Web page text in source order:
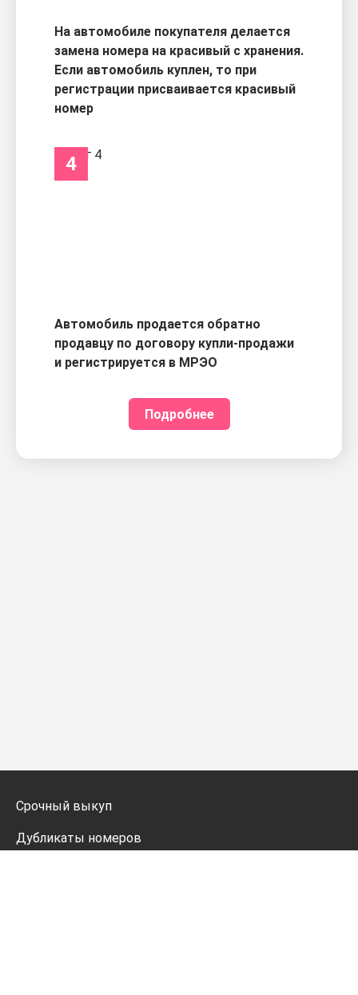
На автомобиле покупателя делается
замена номера на красивый с хранения.
Если автомобиль куплен, то при
регистрации присваивается красивый
номер
4
Автомобиль продается обратно
продавцу по договору купли-продажи
и регистрируется в МРЭО
Подробнее
Срочный выкуп
Дубликаты номеров